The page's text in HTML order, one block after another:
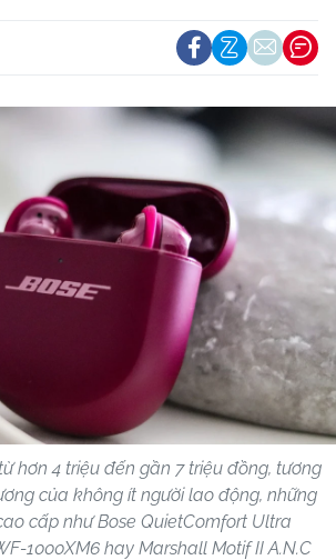
hơn 4 triệu đến gần 7 triệu đồng, tương
của không ít người lao động, những
cấp như Bose QuietComfort Ultra
1000XM6 hay Marshall Motif II A.N.C